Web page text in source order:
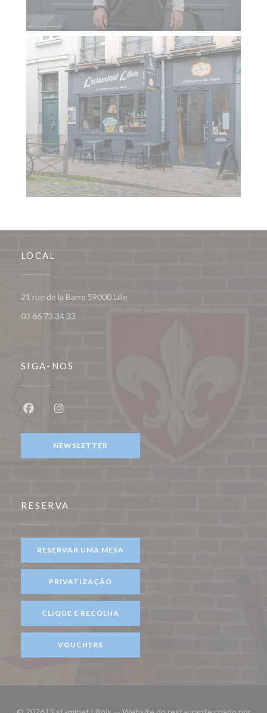
LOCAL
21 rue de la Barre 59000 Lille
03 66 73 34 33
SIGA-NOS
NEWSLETTER
RESERVA
RESERVAR UMA MESA
PRIVATIZAÇÃO
CLIQUE E RECOLHA
VOUCHERS